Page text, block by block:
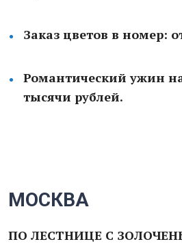
Заказ цветов в номер:
Романтический ужин
тысячи рублей.
МОСКВА
ПО ЛЕСТНИЦЕ С